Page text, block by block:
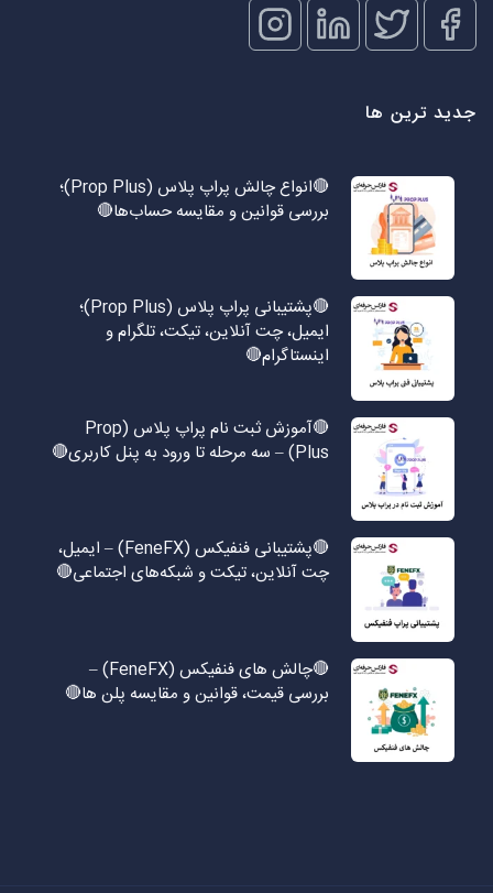
جدید ترین ها
🔴انواع چالش پراپ پلاس (Prop Plus)؛
بررسی قوانین و مقایسه حساب‌ها🔴
🔴پشتیبانی پراپ پلاس (Prop Plus)؛
ایمیل، چت آنلاین، تیکت، تلگرام و
اینستاگرام🔴
🔴آموزش ثبت نام پراپ پلاس (Prop
Plus) – سه مرحله تا ورود به پنل کاربری🔴
🔴پشتیبانی فنفیکس (FeneFX) – ایمیل،
چت آنلاین، تیکت و شبکه‌های اجتماعی🔴
🔴چالش های فنفیکس (FeneFX) –
بررسی قیمت، قوانین و مقایسه پلن ها🔴